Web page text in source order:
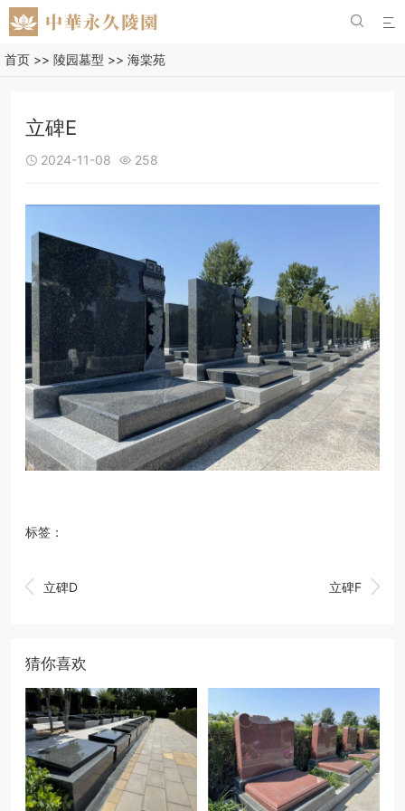


首页 >> 陵园墓型 >> 海棠苑
立碑E
 2024-11-08  258
标签：
 立碑D 
立碑F
猜你喜欢